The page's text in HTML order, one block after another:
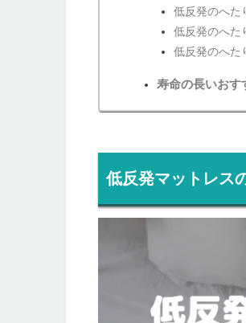
低反発のへた
低反発のへた
低反発のへた
寿命の長いおす
低反発マットレス